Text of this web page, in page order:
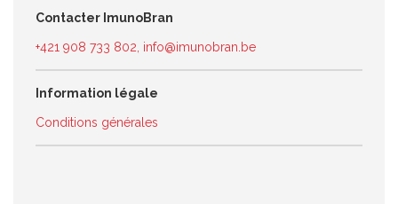
Contacter ImunoBran
+421 908 733 802 info@imunobran.be
Information légale
Conditions générales